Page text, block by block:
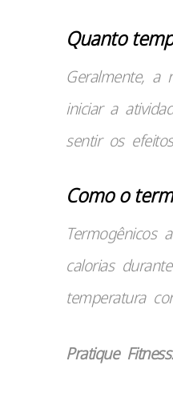
Quanto
Geralmente, a
iniciar a
sentir os
Como o
Termogênicos
calorias
temperatura
Pratique